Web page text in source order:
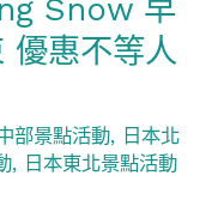
Snow 早
優惠不等人
部景點活動, 日本北
, 日本東北景點活動